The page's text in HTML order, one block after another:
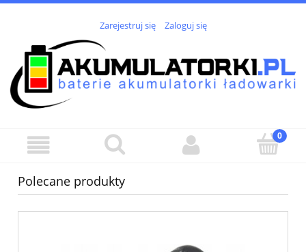
Zarejestruj się Zaloguj się
Polecane produkty